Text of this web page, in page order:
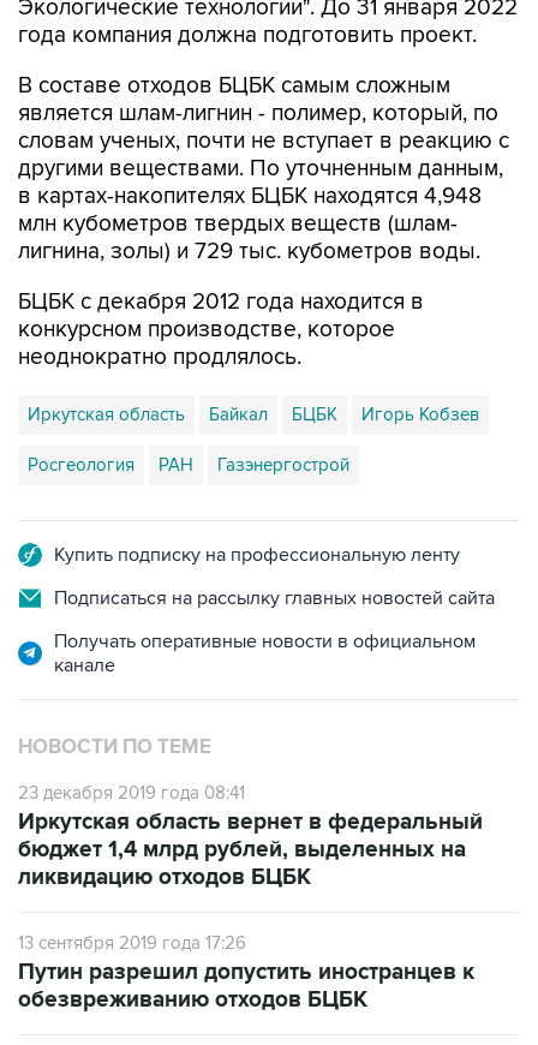
В составе отходов БЦБК самым сложным
словам ученых, почти не вступает в реакцию с
другими веществами. По уточненным данным,
в картах-накопителях БЦБК находятся 4,948
млн кубометров твердых веществ (шлам-
лигнина, золы) и 729 тыс. кубометров воды.
БЦБК с декабря 2012 года находится в
неоднократно продлялось.
Иркутская область Байкал БЦБК
Росгеология РАН Газэнергострой
Подписаться на рассылку главных новостей сайта
Получать оперативные новости в официальном
НОВОСТИ ПО ТЕМЕ
23 декабря 2019 года 08:41
бюджет 1,4 млрд рублей, выделенных на
ликвидацию отходов БЦБК
13 сентября 2019 года 17:26
обезвреживанию отходов БЦБК
30 июля 2019 года 20:08